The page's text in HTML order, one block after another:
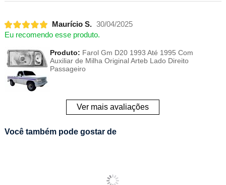
Maurício S. 30/04/2025
Eu recomendo esse produto.
Produto: Farol Gm D20 1993 Até 1995 Com
Auxiliar de Milha Original Arteb Lado Direito
Passageiro
Ver mais avaliações
Você também pode gostar de